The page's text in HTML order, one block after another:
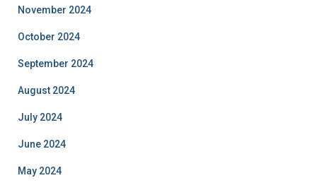
November 2024
October 2024
September 2024
August 2024
July 2024
June 2024
May 2024